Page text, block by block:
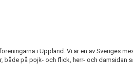
i Uppland. Vi är en av Sveriges
på pojk- och flick, herr- och damsidan